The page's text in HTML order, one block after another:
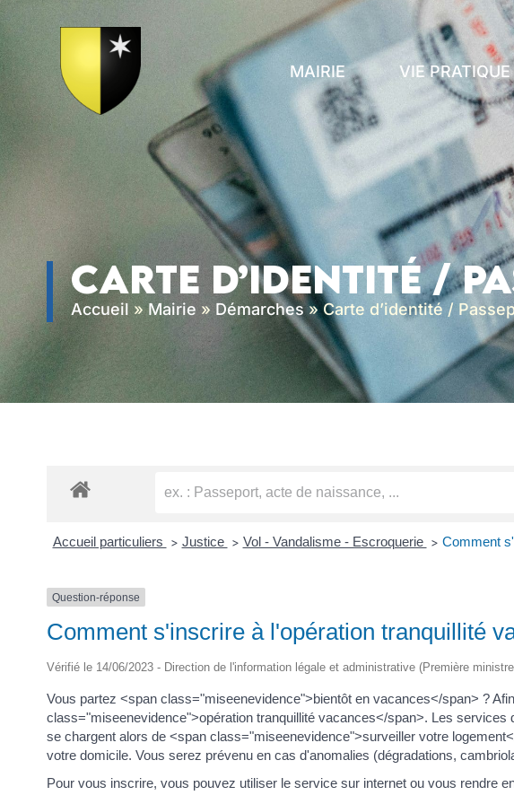
principal
MAIRIE VIE PRATIQUE
Carte d’identité /
Accueil »Mairie » Démarches»Carte d’identité /
Accueil particuliers > Justice > Vol - Vandalisme - Escroquerie > Comment
Question-réponse
Comment s'inscrire à l'opération tranquillité
Vérifié le 14/06/2023 - Direction de l'information légale et administrative (Première
Vous partez <span class="miseenevidence">bientôt en vacances</span> ?
class="miseenevidence">opération tranquillité vacances</span>. Les
se chargent alors de <span class="miseenevidence">surveiller votre
votre domicile. Vous serez prévenu en cas d'anomalies (dégradations,
Pour vous inscrire, vous pouvez utiliser le service sur internet ou vous rendre